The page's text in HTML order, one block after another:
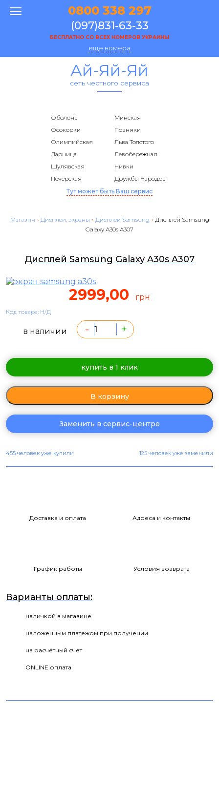
0800 338 297
(097)831-63-33
БЕСПЛАТНО СО ВСЕХ НОМЕРОВ УКРАИНЫ
еще номера
Ай-Яй-Яй
сеть честного сервиса
Оболонь
Минская
Осокорки
Позняки
Олимпийская
Льва Толстого
Дарница
Левобережная
Шулявская
Нивки
Печерская
Дружбы Народов
Тут может быть Ваш сервис
Магазин › Дисплеи, экраны › Дисплеи Samsung › Дисплей Samsung
Galaxy A30s A307
Дисплей Samsung Galaxy A30s A307
2999,00 грн
Код товара: Н/Д
в наличии - +
купить в 1 клик
В корзину
Заменить в сервис-центре
455 человек уже купили 125 человек уже заменили
Доставка и оплата Адреса и контакты
График работы Условия возврата
Варианты оплаты:
наличкой в магазине
наложенным платежом при получении
на расчётный счет
ONLINE оплата